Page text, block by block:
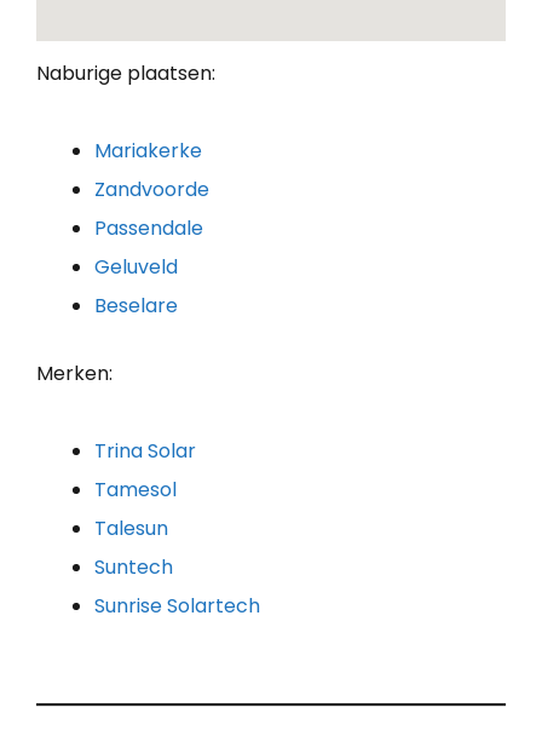
Naburige plaatsen:
Mariakerke
Zandvoorde
Passendale
Geluveld
Beselare
Merken:
Trina Solar
Tamesol
Talesun
Suntech
Sunrise Solartech